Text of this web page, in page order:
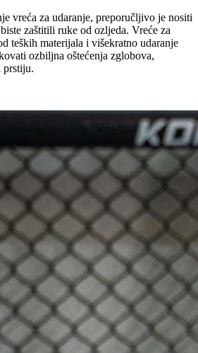
vreća za udaranje, preporučljivo je nositi
zaštitili ruke od ozljeda. Vreće za
teških materijala i višekratno udaranje
ozbiljna oštećenja zglobova,
prstiju.